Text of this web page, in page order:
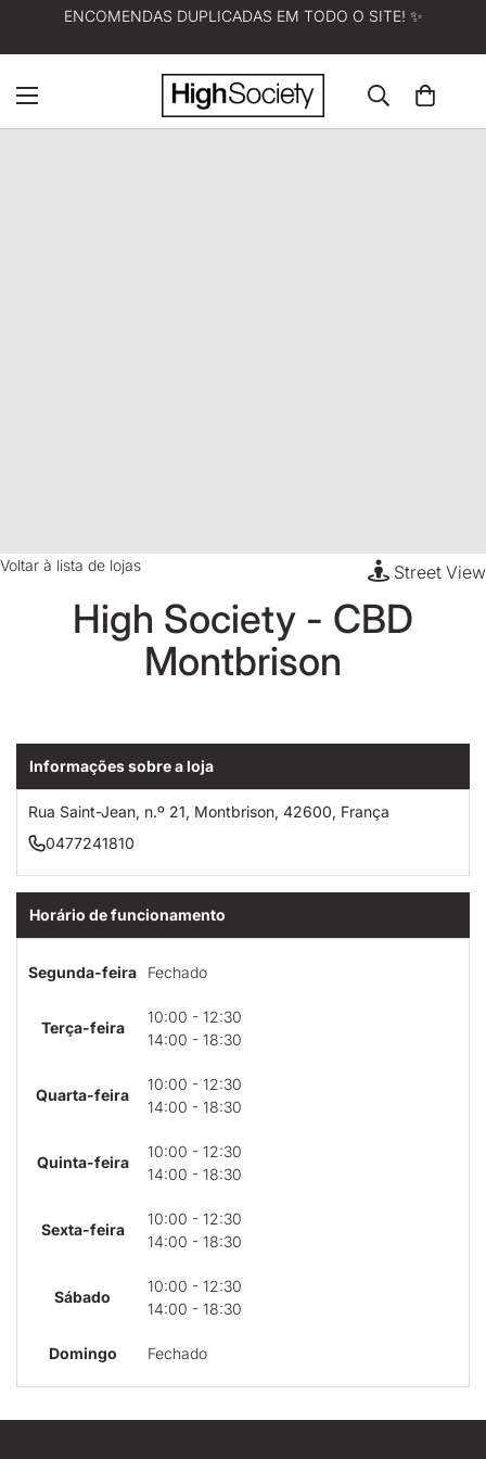
ENCOMENDAS DUPLICADAS EM TODO O SITE! ✨
Street View
Voltar à lista de lojas
High Society - CBD
Montbrison
Informações sobre a loja
Rua Saint-Jean, n.º 21, Montbrison, 42600, França
0477241810
Horário de funcionamento
Segunda-feira Fechado
Terça-feira
10:00 - 12:30
14:00 - 18:30
Quarta-feira
10:00 - 12:30
14:00 - 18:30
Quinta-feira
10:00 - 12:30
14:00 - 18:30
Sexta-feira
10:00 - 12:30
14:00 - 18:30
Sábado
10:00 - 12:30
14:00 - 18:30
Domingo Fechado